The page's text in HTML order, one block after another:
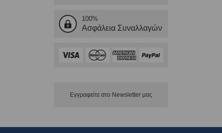
100%
Ασφάλεια Συναλλαγών
Εγγραφείτε στο Νewsletter μας